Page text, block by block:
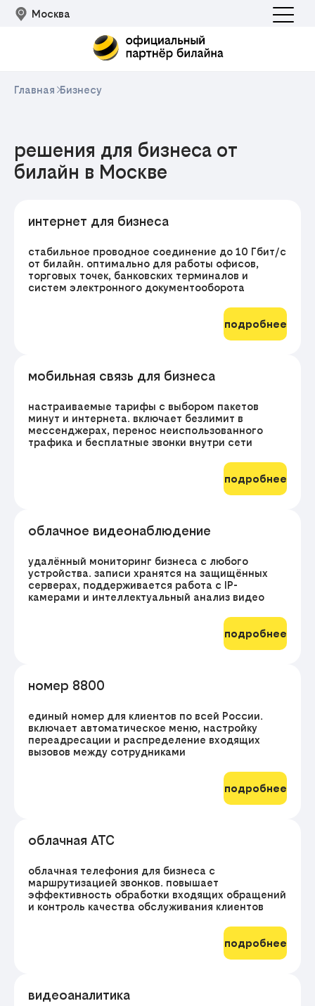
Москва
Главная Бизнесу
решения для бизнеса от
билайн в Москве
интернет для бизнеса
стабильное проводное соединение до 10 Гбит/с
от билайн. оптимально для работы офисов,
торговых точек, банковских терминалов и
систем электронного документооборота
подробнее
мобильная связь для бизнеса
настраиваемые тарифы с выбором пакетов
минут и интернета. включает безлимит в
мессенджерах, перенос неиспользованного
трафика и бесплатные звонки внутри сети
подробнее
облачное видеонаблюдение
удалённый мониторинг бизнеса с любого
устройства. записи хранятся на защищённых
серверах, поддерживается работа с IP-
камерами и интеллектуальный анализ видео
подробнее
номер 8800
единый номер для клиентов по всей России.
включает автоматическое меню, настройку
переадресации и распределение входящих
вызовов между сотрудниками
подробнее
облачная АТС
облачная телефония для бизнеса с
маршрутизацией звонков. повышает
эффективность обработки входящих обращений
и контроль качества обслуживания клиентов
подробнее
видеоаналитика